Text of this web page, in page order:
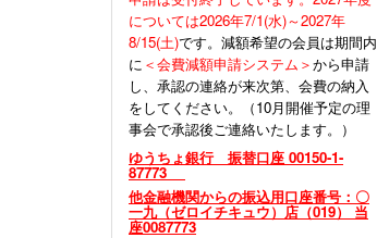
については2026年7/1(水)～2027年
8/15(土)です。減額希望の会員は期間内
に ＜会費減額申請システム＞から申請
し、承認の連絡が来次第、会費の納入
をしてください。（10月開催予定の理
事会で承認後ご連絡いたします。）
ゆうちょ銀行 振替口座 00150-1-
87773
他金融機関からの振込用口座番号：〇
一九（ゼロイチキュウ）店（019） 当
座0087773